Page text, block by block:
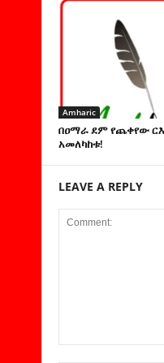
Amharic
በዐማራ ደም የጨቀየው
አመለካከቱ!
LEAVE A REPLY